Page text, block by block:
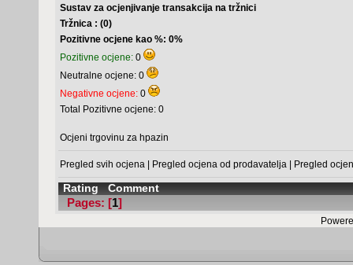
Sustav za ocjenjivanje transakcija na tržnici
Tržnica : (0)
Pozitivne ocjene kao %: 0%
Pozitivne ocjene: 0
Neutralne ocjene: 0
Negativne ocjene: 0
Total Pozitivne ocjene: 0
Ocjeni trgovinu za hpazin
Pregled svih ocjena | Pregled ocjena od prodavatelja | Pregled
Rating Comment
Pages: [1]